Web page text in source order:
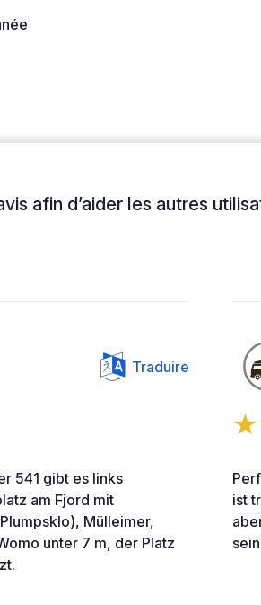
afin d’aider les autres
Traduire
541 gibt es links
am Fjord mit
Mülleimer,
unter 7 m, der Platz
ist